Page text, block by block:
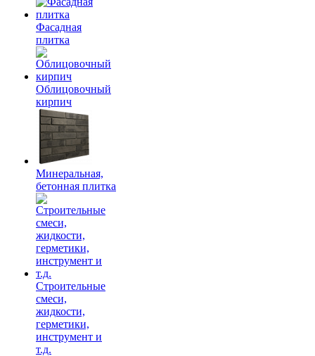
Фасадная
плитка
Облицовочный
кирпич
Минеральная,
бетонная плитка
Строительные
смеси,
жидкости,
герметики,
инструмент и
т.д.